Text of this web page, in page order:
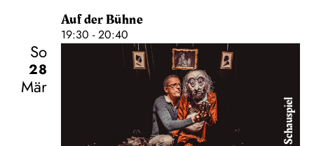
Auf der Bühne
19:30 - 20:40
So
28
Mär
Schauspiel